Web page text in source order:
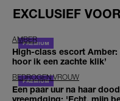
EXCLUSIEF
AMBER
High-class escort
hoor ik een zachte klik’
BEDROGEN VROUW
Een paar uur na haar
vreemdging: 'Echt, mijn